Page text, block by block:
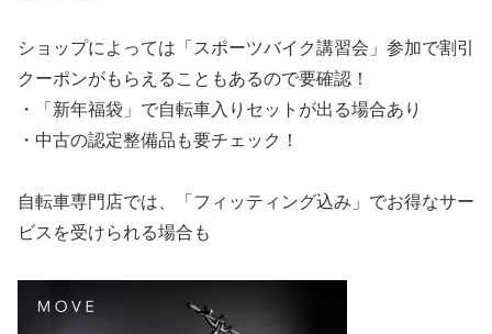
ショップによっては「スポーツバイク講習会」参加で割引
クーポンがもらえることもあるので要確認！
・「新年福袋」で自転車入りセットが出る場合あり
・中古の認定整備品も要チェック！
自転車専門店では、「フィッティング込み」でお得なサー
ビスを受けられる場合も